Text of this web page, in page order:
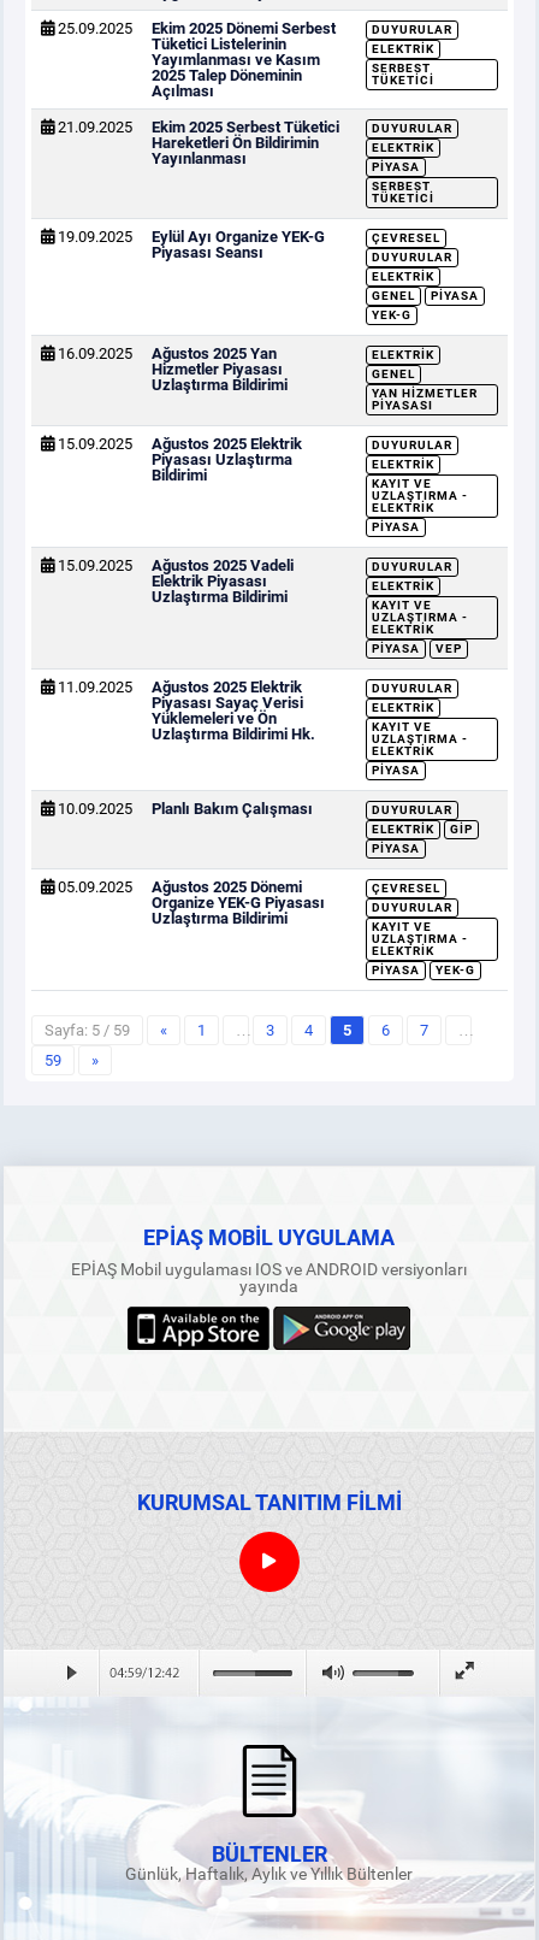
25.09.2025
Ekim 2025 Dönemi Serbest
Tüketici Listelerinin
Yayımlanması ve Kasım
2025 Talep Döneminin
Açılması
DUYURULAR
ELEKTRIK
SERBEST
TÜKETICI
21.09.2025
Ekim 2025 Serbest Tüketici
Hareketleri Ön Bildirimin
Yayınlanması
DUYURULAR
ELEKTRIK
PIYASA
SERBEST
TÜKETICI
19.09.2025
Eylül Ayı Organize YEK-G
Piyasası Seansı
ÇEVRESEL
DUYURULAR
ELEKTRIK
GENEL
PIYASA
YEK-G
16.09.2025
Ağustos 2025 Yan
Hizmetler Piyasası
Uzlaştırma Bildirimi
ELEKTRIK
GENEL
YAN HIZMETLER
PIYASASI
15.09.2025
Ağustos 2025 Elektrik
Piyasası Uzlaştırma
Bildirimi
DUYURULAR
ELEKTRIK
KAYIT VE
UZLAŞTIRMA -
ELEKTRIK
PIYASA
15.09.2025
Ağustos 2025 Vadeli
Elektrik Piyasası
Uzlaştırma Bildirimi
DUYURULAR
ELEKTRIK
KAYIT VE
UZLAŞTIRMA -
ELEKTRIK
PIYASA
VEP
11.09.2025
Ağustos 2025 Elektrik
Piyasası Sayaç Verisi
Yüklemeleri ve Ön
Uzlaştırma Bildirimi Hk.
DUYURULAR
ELEKTRIK
KAYIT VE
UZLAŞTIRMA -
ELEKTRIK
PIYASA
10.09.2025 Planlı Bakım Çalışması
DUYURULAR
ELEKTRIK
GİP
PIYASA
05.09.2025
Ağustos 2025 Dönemi
Organize YEK-G Piyasası
Uzlaştırma Bildirimi
ÇEVRESEL
DUYURULAR
KAYIT VE
UZLAŞTIRMA -
ELEKTRIK
PIYASA
YEK-G
Sayfa: 5 / 59 « 1 … 3 4 5 6 7
…
59
»
EPİAŞ MOBİL UYGULAMA
EPİAŞ Mobil uygulaması IOS ve ANDROID versiyonları
yayında
KURUMSAL TANITIM FİLMİ
BÜLTENLER
Günlük, Haftalık, Aylık ve Yıllık Bültenler